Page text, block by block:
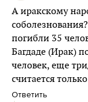
А иракскому
погибли 35
Багдаде (Ирак)
человек, еще
считается
Ответить